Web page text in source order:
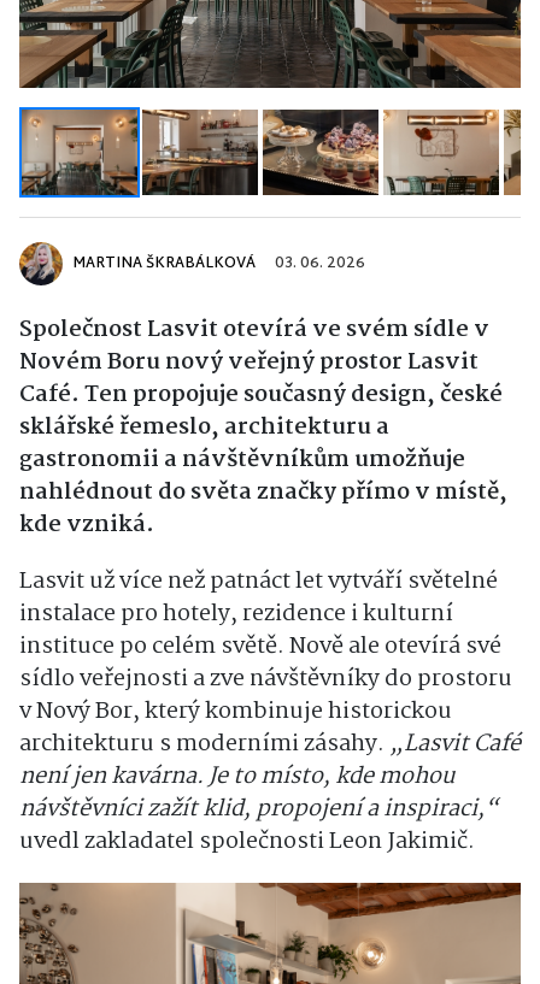
MARTINA ŠKRABÁLKOVÁ 03. 06. 2026
Společnost Lasvit otevírá ve svém sídle v
Novém Boru nový veřejný prostor Lasvit
Café. Ten propojuje současný design, české
sklářské řemeslo, architekturu a
gastronomii a návštěvníkům umožňuje
nahlédnout do světa značky přímo v místě,
kde vzniká.
Lasvit už více než patnáct let vytváří světelné
instalace pro hotely, rezidence i kulturní
instituce po celém světě. Nově ale otevírá své
sídlo veřejnosti a zve návštěvníky do prostoru
vNový Bor, který kombinuje historickou
architekturu s moderními zásahy. „Lasvit Café
není jen kavárna. Je to místo, kde mohou
návštěvníci zažít klid, propojení a inspiraci,“
uvedl zakladatel společnostiLeon Jakimič.